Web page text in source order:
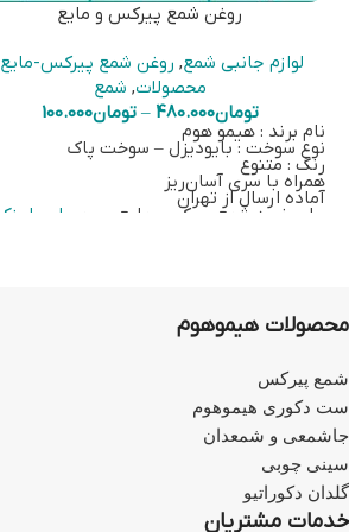
روغن شمع پیرکس و مایع
لوازم جانبی شمع, روغن شمع پیرکس-مایع
محصولات, شمع
تومان480.000
– تومان100.000
نام برند : هیمو هوم
نوع سوخت : بایودیزل – سوخت پاک
رنگ : متنوع
همراه با سری آسان‌ریز
آماده ارسال از تهران
برای خرید شمع پیرکس-مایع بر روی این لینک
محصولات هیموهوم
شمع پیرکس
ست دکوری هیموهوم
جاشمعی و شمعدان
سینی چوبی
گلدان دکوراتیو
خدمات مشتریان